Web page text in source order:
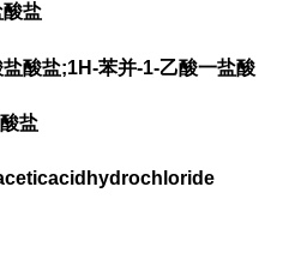
盐
酸盐;1H-苯并-1-乙酸一盐酸
盐